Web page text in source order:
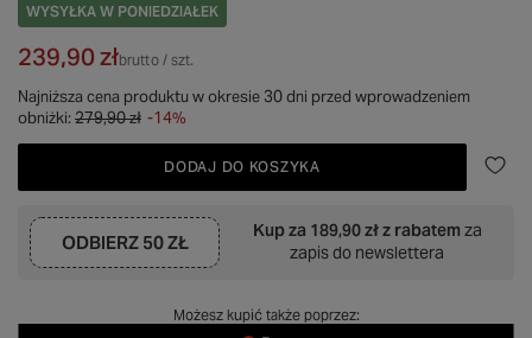
WYSYŁKA W PONIEDZIAŁEK
239,90 złbrutto/szt.
Najniższa cena produktu w okresie 30 dni przed wprowadzeniem
obniżki: 279,90 zł -14%
DODAJ DO KOSZYKA
ODBIERZ 50 ZŁ
Kup za 189,90 złz rabatem za
zapis do newslettera
Możesz kupić także poprzez: